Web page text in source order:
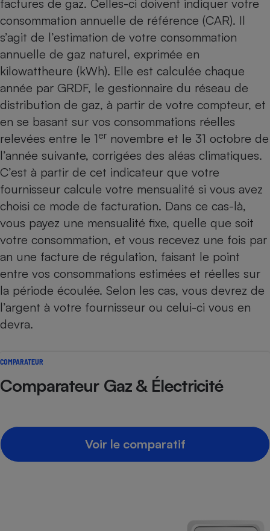
factures de gaz. Celles-ci doivent indiquer votre
consommation annuelle de référence (CAR). Il
s’agit de l’estimation de votre consommation
annuelle de gaz naturel, exprimée en
kilowattheure (kWh). Elle est calculée chaque
année par GRDF, le gestionnaire du réseau de
distribution de gaz, à partir de votre compteur, et
en se basant sur vos consommations réelles
relevées entre le 1er novembre et le 31 octobre de
l’année suivante, corrigées des aléas climatiques.
C’est à partir de cet indicateur que votre
fournisseur calcule votre mensualité si vous avez
choisi ce mode de facturation. Dans ce cas-là,
vous payez une mensualité fixe, quelle que soit
votre consommation, et vous recevez une fois par
an une facture de régulation, faisant le point
entre vos consommations estimées et réelles sur
la période écoulée. Selon les cas, vous devrez de
l’argent à votre fournisseur ou celui-ci vous en
devra.
COMPARATEUR
Comparateur Gaz & Électricité
Voir le comparatif